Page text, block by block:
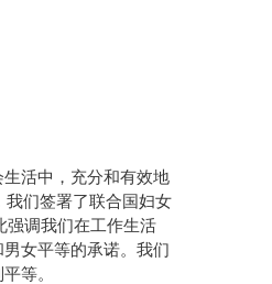
活中，充分和有效地
我们签署了联合国妇女
强调我们在工作生活
女平等的承诺。我们
等。